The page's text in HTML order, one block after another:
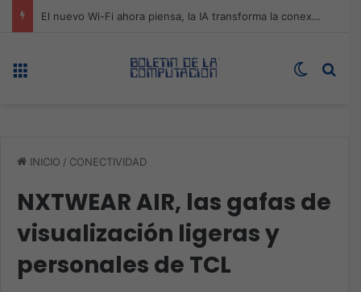
ASUS redefine la productividad y el gaming con la experiencia Duo
Switch
INICIO / CONECTIVIDAD
NXTWEAR AIR, las gafas de
visualización ligeras y
personales de TCL